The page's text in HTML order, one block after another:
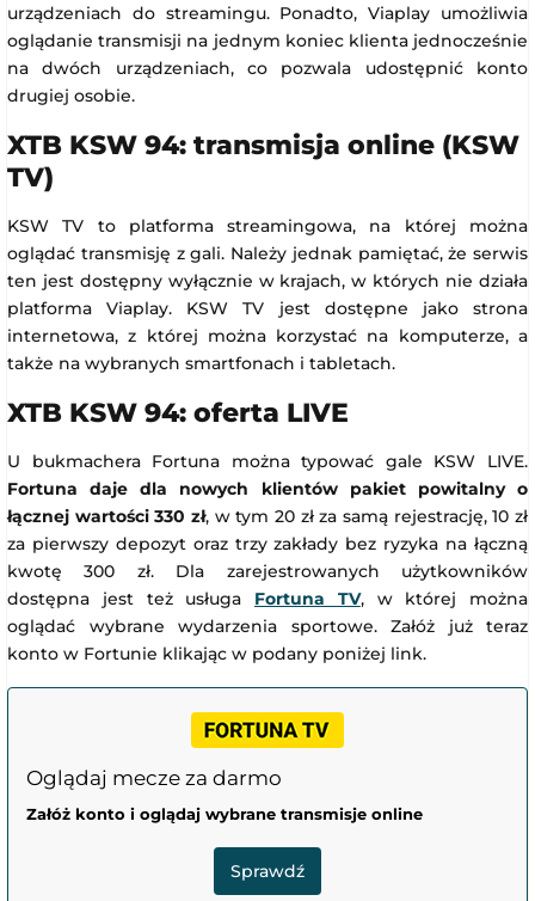
urządzeniach do streamingu. Ponadto, Viaplay umożliwia
oglądanie transmisji na jednym koniec klienta jednocześnie
na dwóch urządzeniach, co pozwala udostępnić konto
drugiej osobie.
XTB KSW 94: transmisja online (KSW
TV)
KSW TV to platforma streamingowa, na której można
oglądać transmisję z gali. Należy jednak pamiętać, że serwis
ten jest dostępny wyłącznie w krajach, w których nie działa
platforma Viaplay. KSW TV jest dostępne jako strona
internetowa, z której można korzystać na komputerze, a
także na wybranych smartfonach i tabletach.
XTB KSW 94: oferta LIVE
U bukmachera Fortuna można typować gale KSW LIVE.
Fortuna daje dla nowych klientów pakiet powitalny o
łącznej wartości 330 zł, w tym 20 zł za samą rejestrację, 10 zł
za pierwszy depozyt oraz trzy zakłady bez ryzyka na łączną
kwotę 300 zł. Dla zarejestrowanych użytkowników
dostępna jest też usługa Fortuna TV, w której można
oglądać wybrane wydarzenia sportowe. Załóż już teraz
konto w Fortunie klikając w podany poniżej link.
Oglądaj mecze za darmo
Załóż konto i oglądaj wybrane transmisje online
Sprawdź